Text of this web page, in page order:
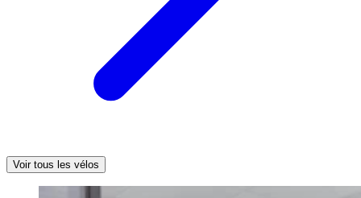
Voir tous les vélos